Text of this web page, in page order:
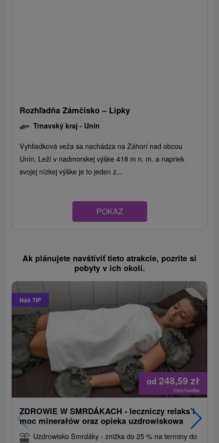
Rozhľadňa Zámčisko – Lipky
Trnavský kraj - Unín
Vyhliadková veža sa nachádza na Záhorí nad obcou
Unín. Leží v nadmorskej výške 418 m n. m. a napriek
svojej nízkej výške je to jeden z...
POKAZ
Ak plánujete navštíviť tieto atrakcie, pozrite si
pobyty v ich okolí.
Náš TIP
od 248,59zł
/noc/osoba
ZDROWIE W SMRDÁKACH - leczniczy relaks i
moc minerałów oraz opieka uzdrowiskowa
Uzdrowisko Smrdáky - zniżka do 25 % na terminy do